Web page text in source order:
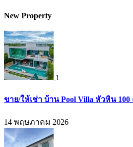
New Property
1
ขาย/ให้เช่า บ้าน Pool Villa หัวหิน
14 พฤษภาคม 2026